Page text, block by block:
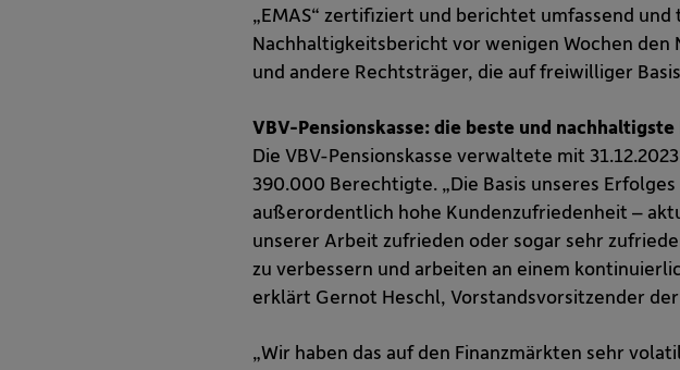
„EMAS“ zertifiziert und berichtet umfassend
Nachhaltigkeitsbericht vor wenigen Wochen
und andere Rechtsträger, die auf freiwilliger
VBV-Pensionskasse: die beste und
Die VBV-Pensionskasse verwaltete mit
390.000 Berechtigte. „Die Basis unseres
außerordentlich hohe Kundenzufriedenheit –
unserer Arbeit zufrieden oder sogar sehr
zu verbessern und arbeiten an einem
erklärt Gernot Heschl, Vorstandsvorsitzender der
„Wir haben das auf den Finanzmärkten sehr